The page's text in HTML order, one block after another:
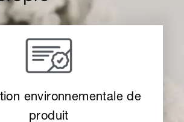
environnementale de
produit